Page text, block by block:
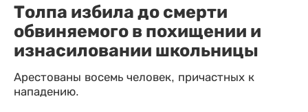
Толпа избила до смерти
обвиняемого в похищении и
изнасиловании школьницы
Арестованы восемь человек, причастных к
нападению.